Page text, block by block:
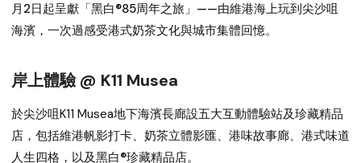
月2日起呈獻「黑白®85周年之旅」——由維港海上玩到尖沙咀
海濱，一次過感受港式奶茶文化與城市集體回憶。
岸上體驗 @ K11 Musea
於尖沙咀K11 Musea地下海濱長廊設五大互動體驗站及珍藏精品
店，包括維港帆影打卡、奶茶立體影匯、港味故事廊、港式味道
人生四格，以及黑白®珍藏精品店。